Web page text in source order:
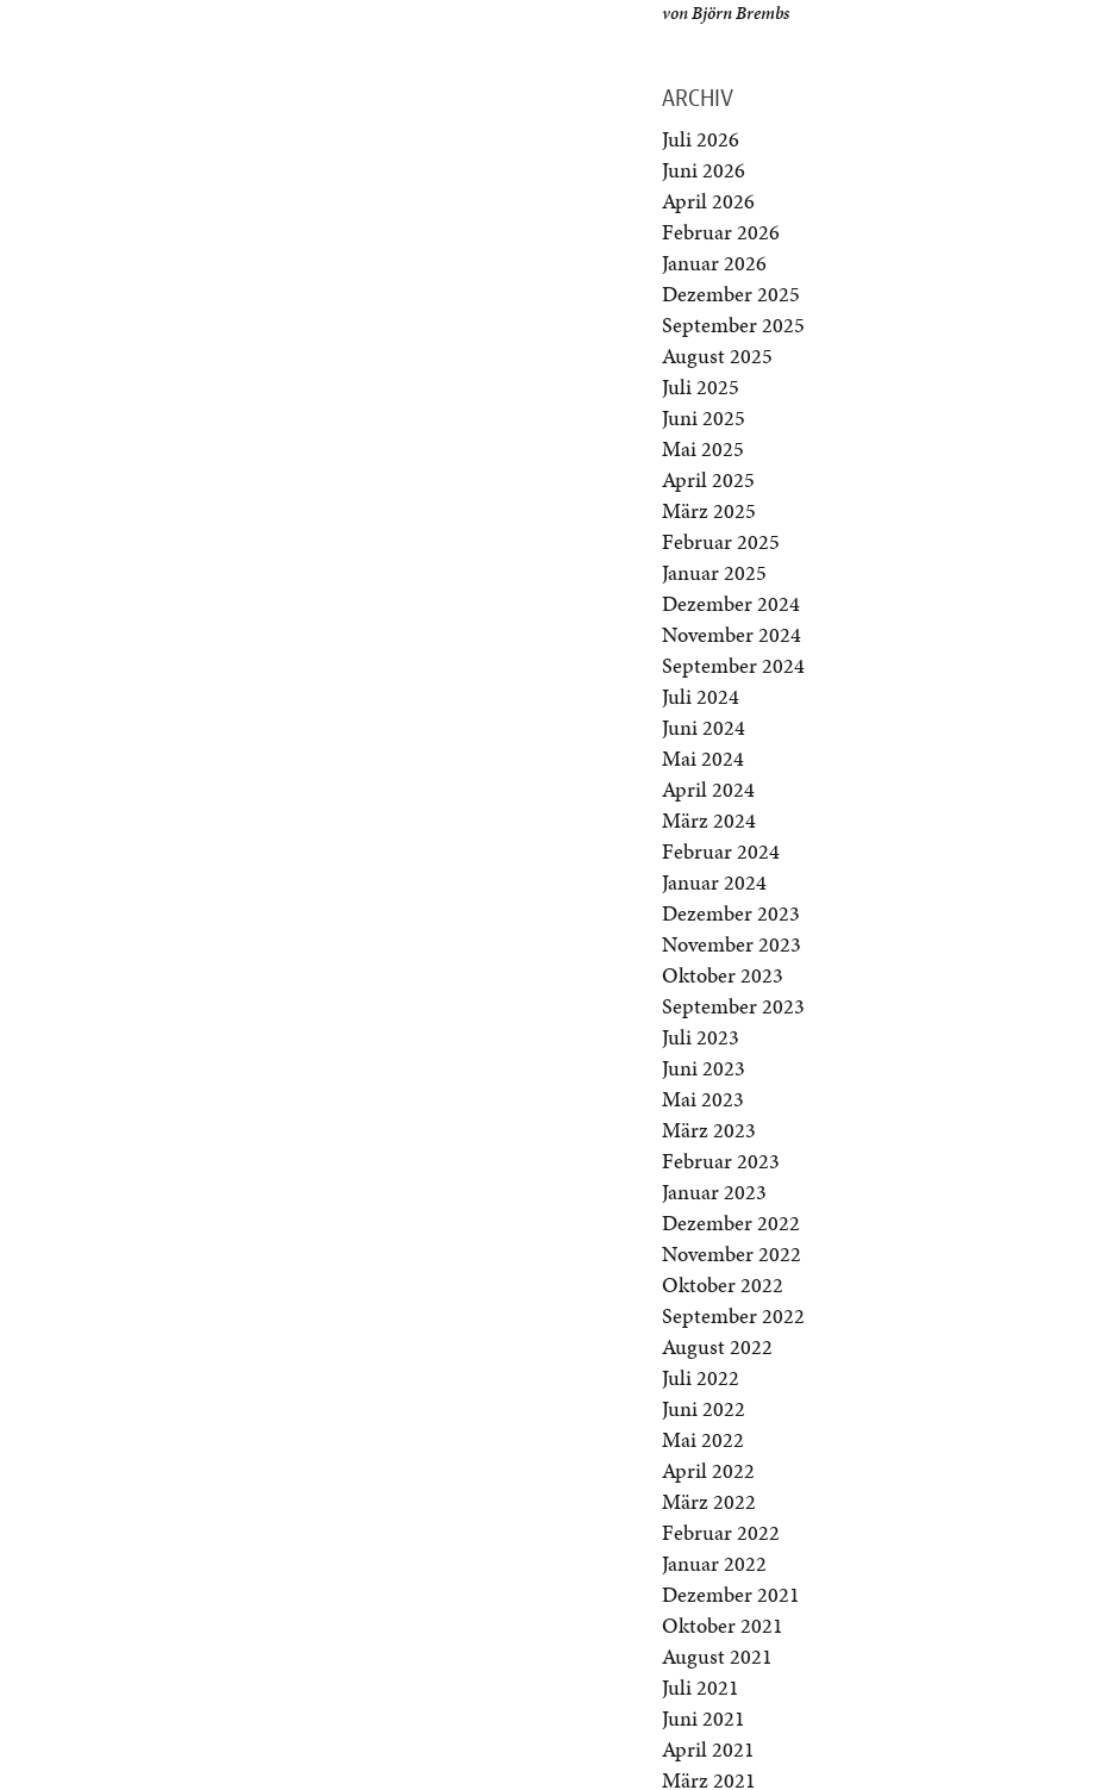
vonBjörn Brembs
ARCHIV
Juli 2026
Juni 2026
April 2026
Februar 2026
Januar 2026
Dezember 2025
September 2025
August 2025
Juli 2025
Juni 2025
Mai 2025
April 2025
März 2025
Februar 2025
Januar 2025
Dezember 2024
November 2024
September 2024
Juli 2024
Juni 2024
Mai 2024
April 2024
März 2024
Februar 2024
Januar 2024
Dezember 2023
November 2023
Oktober 2023
September 2023
Juli 2023
Juni 2023
Mai 2023
März 2023
Februar 2023
Januar 2023
Dezember 2022
November 2022
Oktober 2022
September 2022
August 2022
Juli 2022
Juni 2022
Mai 2022
April 2022
März 2022
Februar 2022
Januar 2022
Dezember 2021
Oktober 2021
August 2021
Juli 2021
Juni 2021
April 2021
März 2021